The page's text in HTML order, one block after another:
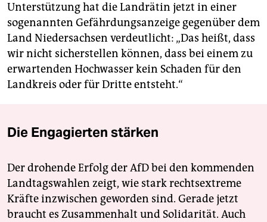
Unterstützung hat die Landrätin jetzt in einer
sogenannten Gefährdungsanzeige gegenüber dem
Land Niedersachsen verdeutlicht: „Das heißt, dass
wir nicht sicherstellen können, dass bei einem zu
erwartenden Hochwasser kein Schaden für den
Landkreis oder für Dritte entsteht.“
Die Engagierten stärken
Der drohende Erfolg der AfD bei den kommenden
Landtagswahlen zeigt, wie stark rechtsextreme
Kräfte inzwischen geworden sind. Gerade jetzt
braucht es Zusammenhalt und Solidarität. Auch